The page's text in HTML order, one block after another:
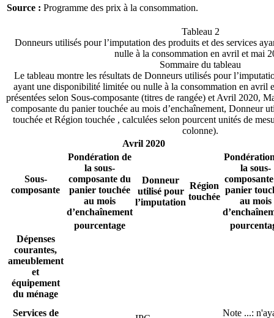
Source : Programme des prix à la consommation.
Tableau 2
Donneurs utilisés pour l’imputation des produits et des services
nulle à la consommation en avril et mai
Sommaire du tableau
Le tableau montre les résultats de Donneurs utilisés pour
ayant une disponibilité limitée ou nulle à la consommation en avril
présentées selon Sous-composante (titres de rangée) et Avril 2020,
composante du panier touchée au mois d’enchaînement, Donneur
touchée et Région touchée , calculées selon pourcent unités de
colonne).
Sous-
composante
Avril 2020
Pondération de
la sous-
composante du
panier touchée
au mois
d’enchaînement
Donneur
utilisé pour
l’imputation
Région
touchée
la sous-
panier
au mois
pourcentage
Dépenses
courantes,
ameublement
et
équipement
du ménage
Services de
Note ...: